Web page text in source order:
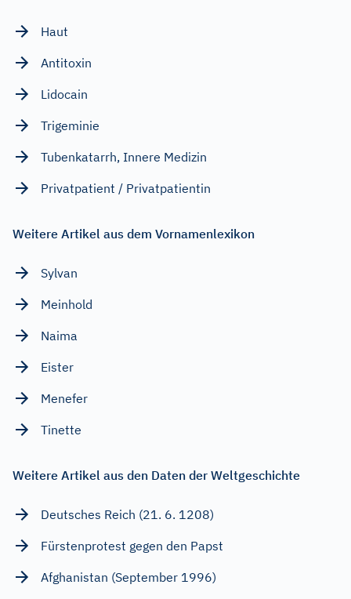
Haut
Antitoxin
Lidocain
Trigeminie
Tubenkatarrh, Innere Medizin
Privatpatient / Privatpatientin
Weitere Artikel aus dem Vornamenlexikon
Sylvan
Meinhold
Naima
Eister
Menefer
Tinette
Weitere Artikel aus den Daten der Weltgeschichte
Deutsches Reich (21. 6. 1208)
Fürstenprotest gegen den Papst
Afghanistan (September 1996)